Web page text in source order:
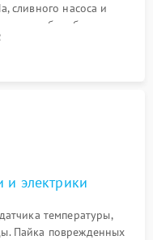
сливного насоса и
барабана и
люка на разрывы.
и электрики
температуры,
Пайка поврежденных